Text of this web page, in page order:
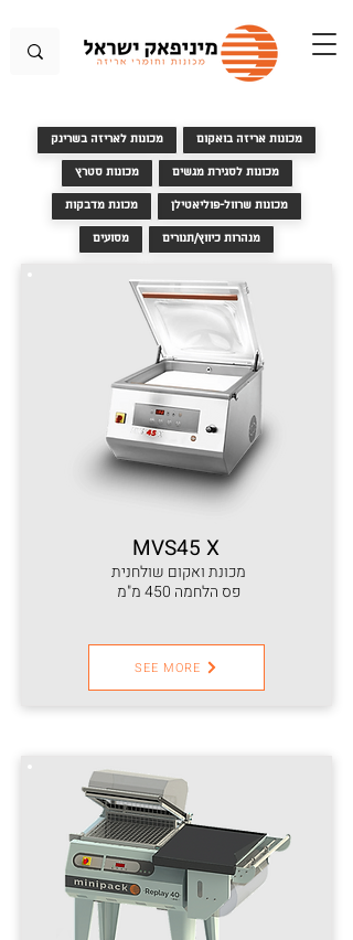
מכונות אריזה בואקום מכונות לאריזה בשרינק
מכונות לסגירת מגשים מכונות סטרץ
מכונות שרוול-פוליאטילן מכונת מדבקות
מנהרות כיווץ/תנורים מסועים
MVS45 X
מכונת ואקום שולחנית
פס הלחמה 450 מ"מ
SEE MORE